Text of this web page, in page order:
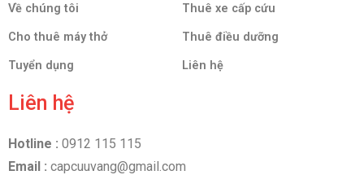
Về chúng tôi Thuê xe cấp cứu
Cho thuê máy thở Thuê điều dưỡng
Tuyển dụng Liên hệ
Liên hệ
Hotline : 0912 115 115
Email : capcuuvang@gmail.com